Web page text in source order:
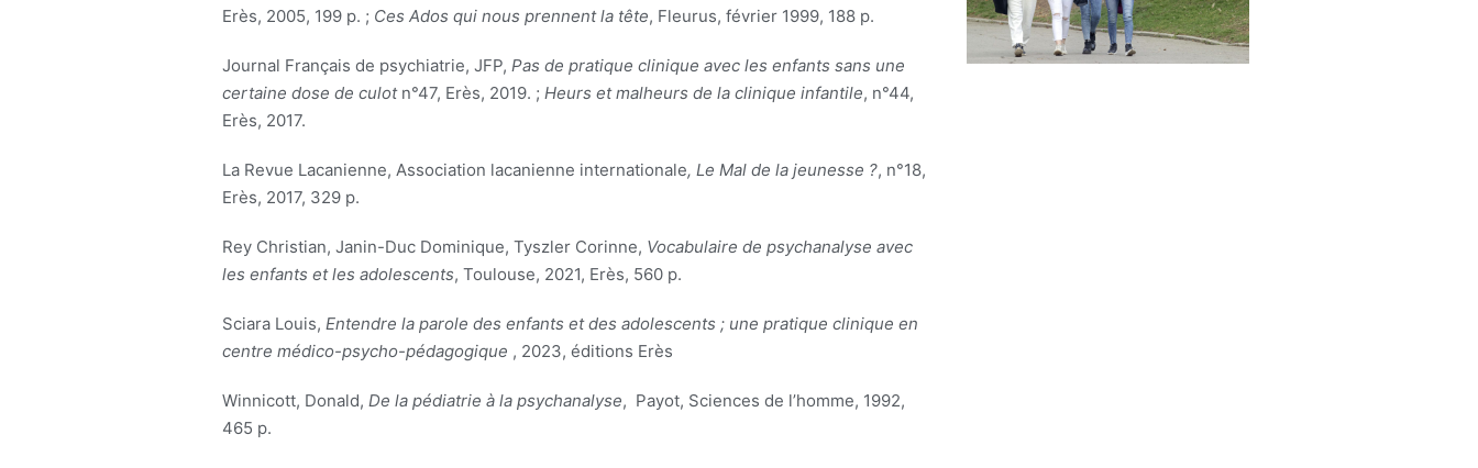
Erès, 2005, 199 p. ; Ces Ados qui nous prennent la tête, Fleurus, février 1999, 188 p.
Journal Français de psychiatrie, JFP, Pas de pratique clinique avec les enfants sans une
certaine dose de culotn°47, Erès, 2019. ; Heurs et malheurs de la clinique infantile, n°44,
Erès, 2017.
La Revue Lacanienne, Association lacanienne internationale, Le Mal de la jeunesse ?, n°18,
Erès, 2017, 329 p.
Rey Christian, Janin-Duc Dominique, Tyszler Corinne, Vocabulaire de psychanalyse avec
les enfants et les adolescents, Toulouse, 2021, Erès, 560 p.
Sciara Louis, Entendre la parole des enfants et des adolescents ; une pratique clinique en
centre médico-psycho-pédagogique , 2023, éditions Erès
Winnicott, Donald, De la pédiatrie à la psychanalyse, Payot, Sciences de l’homme, 1992,
465 p.